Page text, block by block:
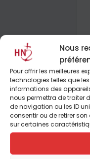
Nous
Pour offrir les meilleures
technologies telles que
informations des
nous permettra de traiter
de navigation ou les ID
consentir ou de retirer
sur certaines